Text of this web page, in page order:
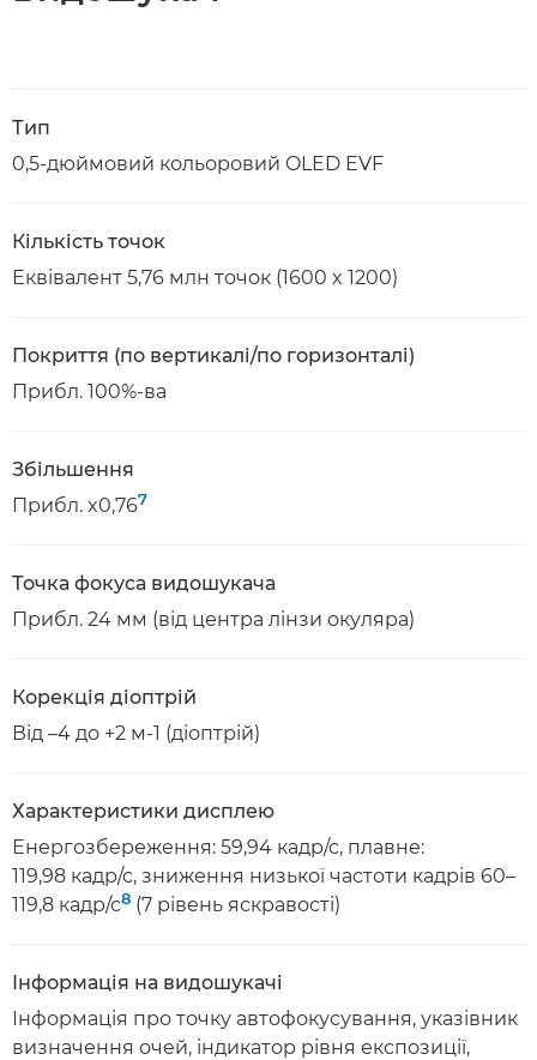
Тип
0,5-дюймовий кольоровий OLED EVF
Кількість точок
Еквівалент 5,76 млн точок (1600 x 1200)
Покриття (по вертикалі/по горизонталі)
Прибл. 100%-ва
Збільшення
Прибл. x0,767
Точка фокуса видошукача
Прибл. 24 мм (від центра лінзи окуляра)
Корекція діоптрій
Від –4 до +2 м-1 (діоптрій)
Характеристики дисплею
Енергозбереження: 59,94 кадр/с, плавне:
119,98 кадр/с, зниження низької частоти кадрів 60–
119,8 кадр/с8 (7 рівень яскравості)
Інформація на видошукачі
Інформація про точку автофокусування, указівник
визначення очей, індикатор рівня експозиції,